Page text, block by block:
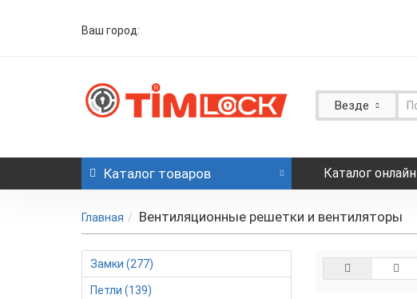
Ваш город:
Везде
Каталог товаров Каталог онлайн
Главная Вентиляционные решетки и вентиляторы
Замки (277)
Петли (139)